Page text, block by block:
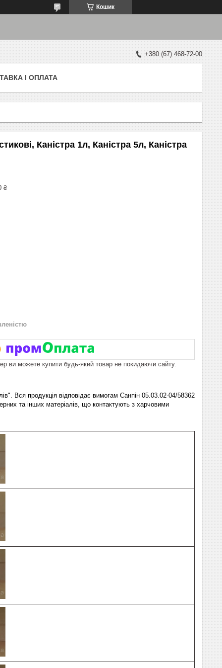
Кошик
+380 (67) 468-72-00
І ОПЛАТА
Каністра 1л, Каністра 5л, Каністра
₴
ви можете купити будь-який товар не покидаючи сайту.
Вся продукція відповідає вимогам Санпін 05.03.02-04/58362
та інших матеріалів, що контактують з харчовими